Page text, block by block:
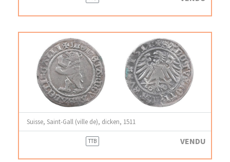
Suisse, Saint-Gall (ville de), dicken, 1511
TTB VENDU